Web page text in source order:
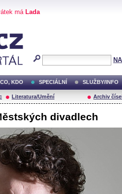
má Lada
KDO SPECIÁLNÍ SLUŽBY/INFO
Literatura/Umění Archiv
divadlech